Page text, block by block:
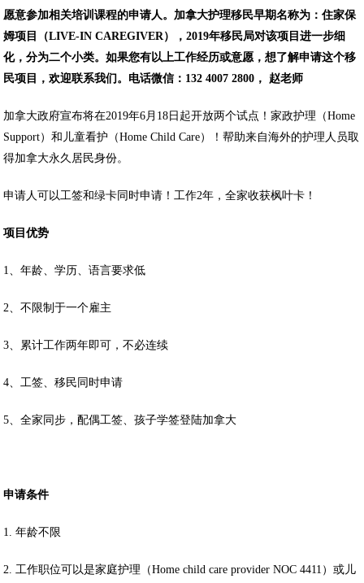
愿意参加相关培训课程的申请人。加拿大护理移民早期名称为：住家保
姆项目（LIVE-IN CAREGIVER），2019年移民局对该项目进一步细
化，分为二个小类。如果您有以上工作经历或意愿，想了解申请这个移
民项目，欢迎联系我们。电话微信：132 4007 2800， 赵老师
加拿大政府宣布将在2019年6月18日起开放两个试点！家政护理（Home
Support）和儿童看护（Home Child Care）！帮助来自海外的护理人员取
得加拿大永久居民身份。
申请人可以工签和绿卡同时申请！工作2年，全家收获枫叶卡！
项目优势
1、年龄、学历、语言要求低
2、不限制于一个雇主
3、累计工作两年即可，不必连续
4、工签、移民同时申请
5、全家同步，配偶工签、孩子学签登陆加拿大
申请条件
1. 年龄不限
2. 工作职位可以是家庭护理（Home child care provider NOC 4411）或儿